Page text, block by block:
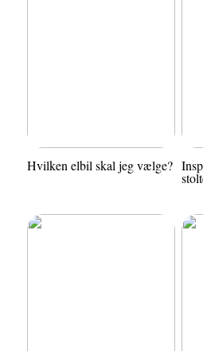
Hvilken elbil skal jeg vælge?